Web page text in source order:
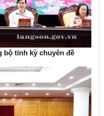
bộ tỉnh kỳ chuyên đề